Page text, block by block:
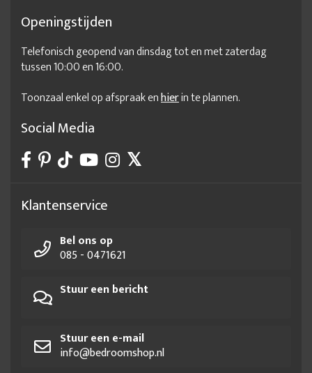
Openingstijden
Telefonisch geopend van dinsdag tot en met zaterdag
tussen 10:00 en 16:00.
Toonzaal enkel op afspraak enhierin te plannen.
Social Media
Klantenservice
Bel ons op
085 - 0471621
Stuur een bericht
Stuur een e-mail
info@bedroomshop.nl